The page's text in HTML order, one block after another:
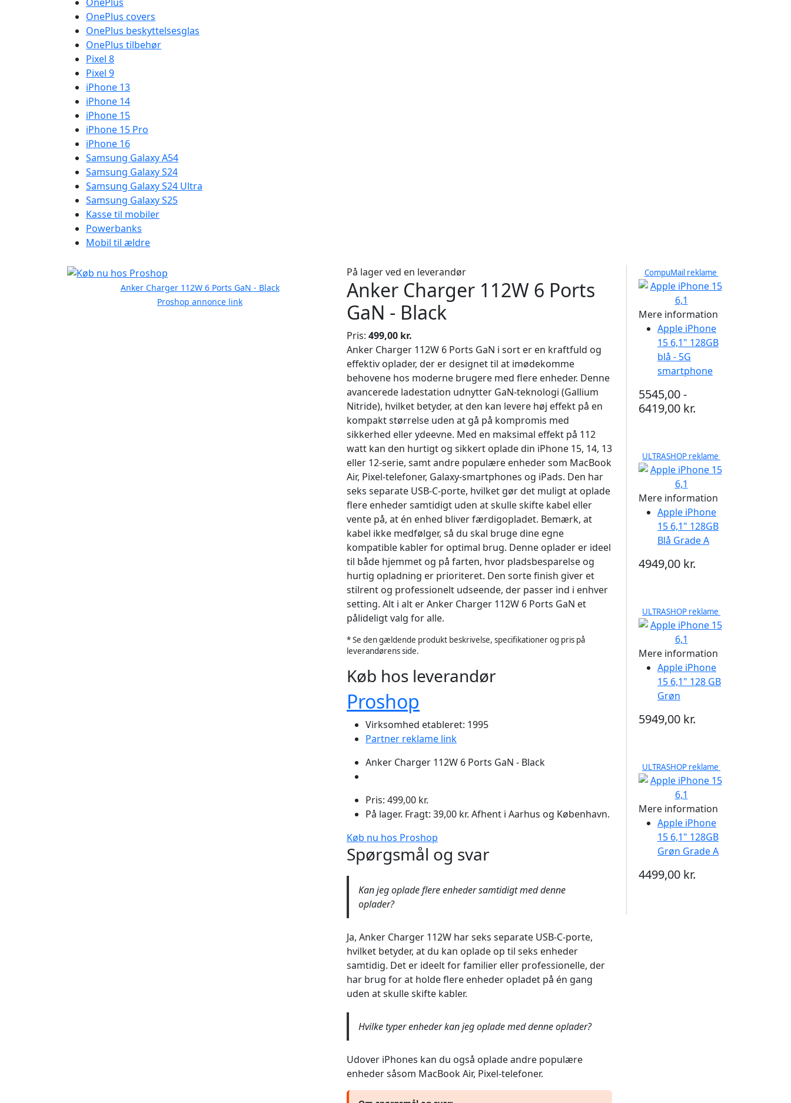
OnePlus covers
OnePlus beskyttelsesglas
OnePlus tilbehør
Pixel 8
Pixel 9
iPhone 13
iPhone 14
iPhone 15
iPhone 15 Pro
iPhone 16
Samsung Galaxy A54
Samsung Galaxy S24
Samsung Galaxy S24 Ultra
Samsung Galaxy S25
Kasse til mobiler
Powerbanks
Mobil til ældre
Anker Charger 112W 6 Ports GaN - Black
Proshop annonce link
På lager ved en leverandør
Anker Charger 112W 6 Ports
GaN - Black
Pris: 499,00 kr.
Anker Charger 112W 6 Ports GaN i sort er en kraftfuld og
effektiv oplader, der er designet til at imødekomme
behovene hos moderne brugere med flere enheder. Denne
avancerede ladestation udnytter GaN-teknologi (Gallium
Nitride), hvilket betyder, at den kan levere høj effekt på en
kompakt størrelse uden at gå på kompromis med
sikkerhed eller ydeevne. Med en maksimal effekt på 112
watt kan den hurtigt og sikkert oplade din iPhone 15, 14, 13
eller 12-serie, samt andre populære enheder som MacBook
Air, Pixel-telefoner, Galaxy-smartphones og iPads. Den har
seks separate USB-C-porte, hvilket gør det muligt at oplade
flere enheder samtidigt uden at skulle skifte kabel eller
vente på, at én enhed bliver færdigopladet. Bemærk, at
kabel ikke medfølger, så du skal bruge dine egne
kompatible kabler for optimal brug. Denne oplader er ideel
til både hjemmet og på farten, hvor pladsbesparelse og
hurtig opladning er prioriteret. Den sorte finish giver et
stilrent og professionelt udseende, der passer ind i enhver
setting. Alt i alt er Anker Charger 112W 6 Ports GaN et
pålideligt valg for alle.
* Se den gældende produkt beskrivelse, specifikationer og pris på
leverandørens side.
Køb hos leverandør
Proshop
Virksomhed etableret: 1995
Partner reklame link
Anker Charger 112W 6 Ports GaN - Black
Pris: 499,00 kr.
På lager. Fragt: 39,00 kr. Afhent i Aarhus og København.
Køb nu hos Proshop
Spørgsmål og svar
Kan jeg oplade flere enheder samtidigt med denne
oplader?
Ja, Anker Charger 112W har seks separate USB-C-porte,
hvilket betyder, at du kan oplade op til seks enheder
samtidig. Det er ideelt for familier eller professionelle, der
har brug for at holde flere enheder opladet på én gang
uden at skulle skifte kabler.
Hvilke typer enheder kan jeg oplade med denne oplader?
Udover iPhones kan du også oplade andre populære
enheder såsom MacBook Air, Pixel-telefoner.
CompuMail reklame
Mere information
Apple iPhone
15 6,1" 128GB
blå - 5G
smartphone
5545,00 -
6419,00 kr.
ULTRASHOP reklame
Mere information
Apple iPhone
15 6,1" 128GB
Blå Grade A
4949,00 kr.
ULTRASHOP reklame
Mere information
Apple iPhone
15 6,1" 128 GB
Grøn
5949,00 kr.
ULTRASHOP reklame
Mere information
Apple iPhone
15 6,1" 128GB
Grøn Grade A
4499,00 kr.